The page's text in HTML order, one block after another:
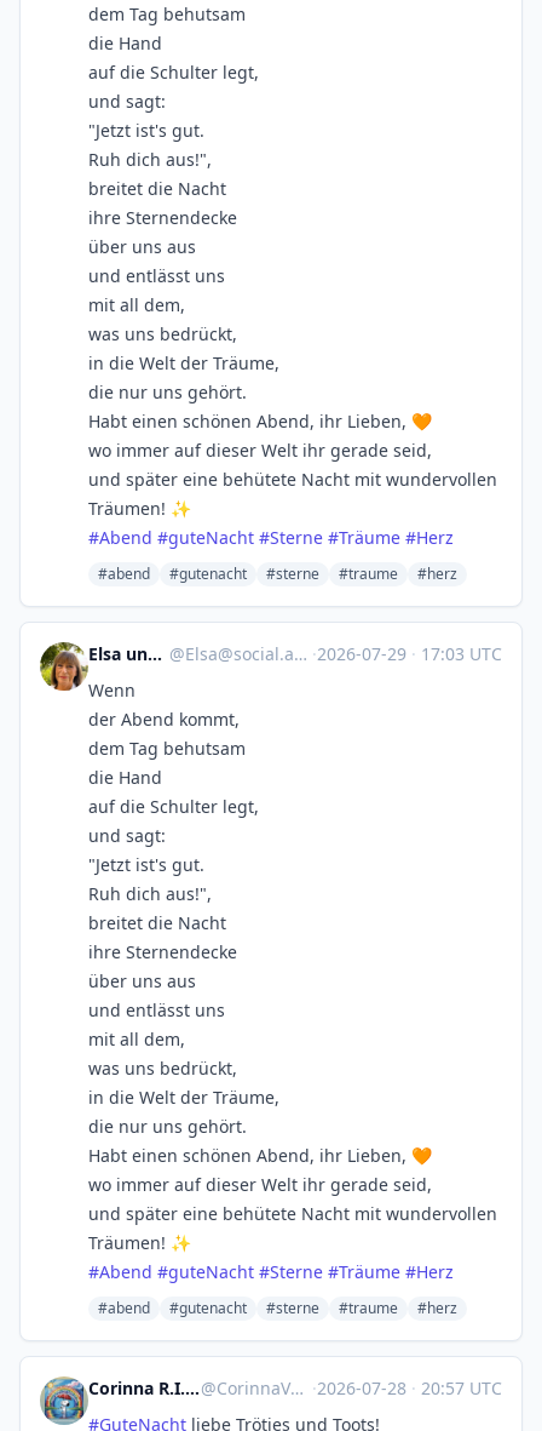
dem Tag behutsam
die Hand
auf die Schulter legt,
und sagt:
"Jetzt ist's gut.
Ruh dich aus!",
breitet die Nacht
ihre Sternendecke
über uns aus
und entlässt uns
mit all dem,
was uns bedrückt,
in die Welt der Träume,
die nur uns gehört.
Habt einen schönen Abend, ihr Lieben, 🧡
wo immer auf dieser Welt ihr gerade seid,
und später eine behütete Nacht mit wundervollen
Träumen! ✨
#Abend #guteNacht #Sterne #Träume #Herz
#abend #gutenacht #sterne #traume #herz
Elsa und Balou @Elsa@social.anoxinon.de ·2026-07-29 · 17:03 UTC
Wenn
der Abend kommt,
dem Tag behutsam
die Hand
auf die Schulter legt,
und sagt:
"Jetzt ist's gut.
Ruh dich aus!",
breitet die Nacht
ihre Sternendecke
über uns aus
und entlässt uns
mit all dem,
was uns bedrückt,
in die Welt der Träume,
die nur uns gehört.
Habt einen schönen Abend, ihr Lieben, 🧡
wo immer auf dieser Welt ihr gerade seid,
und später eine behütete Nacht mit wundervollen
Träumen! ✨
#Abend #guteNacht #Sterne #Träume #Herz
#abend #gutenacht #sterne #traume #herz
Corinna R.I.P. Natenom :nona:@CorinnaVahrenk1@troet.cafe ·2026-07-28 · 20:57 UTC
#GuteNacht liebe Tröties und Toots!